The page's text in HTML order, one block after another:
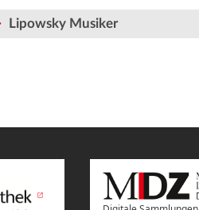
Lipowsky Musiker